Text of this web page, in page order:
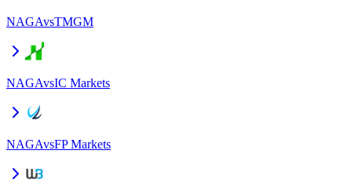
NAGAvsTMGM
NAGAvsIC Markets
NAGAvsFP Markets